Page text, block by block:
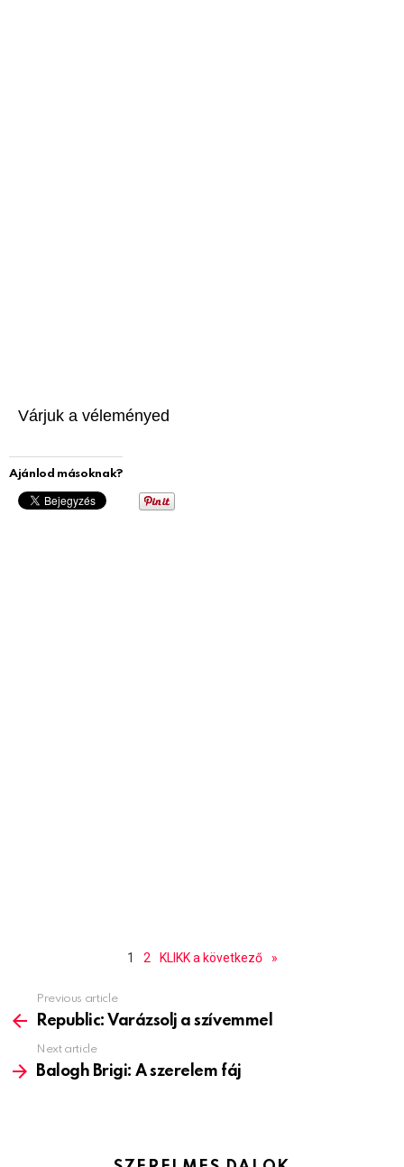
Várjuk a véleményed
Ajánlod másoknak?
1 2 KLIKK a következő »
more
Previous article
Republic: Varázsolj a szívemmel
Next article
Balogh Brigi: A szerelem fáj